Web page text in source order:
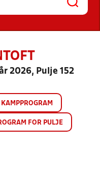
2026, Pulje 152
KAMPPROGRAM
FOR PULJE